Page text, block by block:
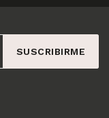
SUSCRIBIRME